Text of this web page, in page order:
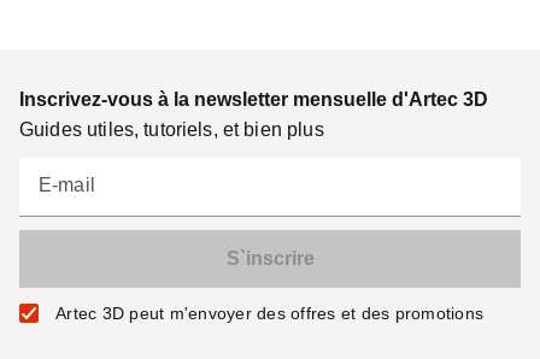
Inscrivez-vous à la newsletter mensuelle d'Artec 3D
Guides utiles, tutoriels, et bien plus
E-mail
Artec 3D peut m'envoyer des offres et des promotions